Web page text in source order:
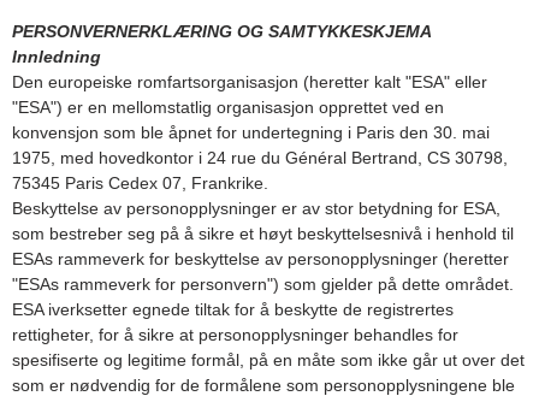
PERSONVERNERKLÆRING OG SAMTYKKESKJEMA
Innledning
Den europeiske romfartsorganisasjon (heretter kalt "ESA" eller
"ESA") er en mellomstatlig organisasjon opprettet ved en
konvensjon som ble åpnet for undertegning i Paris den 30. mai
1975, med hovedkontor i 24 rue du Général Bertrand, CS 30798,
75345 Paris Cedex 07, Frankrike.
Beskyttelse av personopplysninger er av stor betydning for ESA,
som bestreber seg på å sikre et høyt beskyttelsesnivå i henhold til
ESAs rammeverk for beskyttelse av personopplysninger (heretter
"ESAs rammeverk for personvern") som gjelder på dette området.
ESA iverksetter egnede tiltak for å beskytte de registrertes
rettigheter, for å sikre at personopplysninger behandles for
spesifiserte og legitime formål, på en måte som ikke går ut over det
som er nødvendig for de formålene som personopplysningene ble